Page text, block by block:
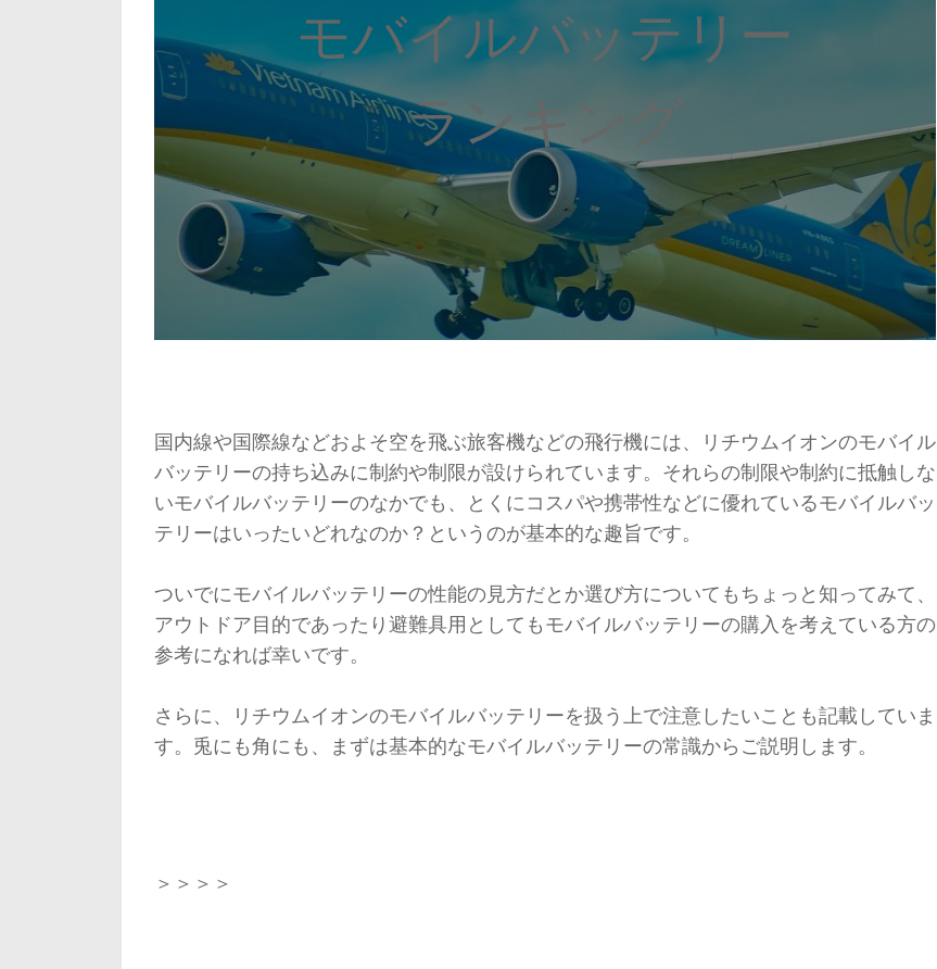
モバイルバッテリー
ランキング
国内線や国際線などおよそ空を飛ぶ旅客機などの飛行機には、リチウムイオンのモバイル
バッテリーの持ち込みに制約や制限が設けられています。それらの制限や制約に抵触しな
いモバイルバッテリーのなかでも、とくにコスパや携帯性などに優れているモバイルバッ
テリーはいったいどれなのか？というのが基本的な趣旨です。
ついでにモバイルバッテリーの性能の見方だとか選び方についてもちょっと知ってみて、
アウトドア目的であったり避難具用としてもモバイルバッテリーの購入を考えている方の
参考になれば幸いです。
さらに、リチウムイオンのモバイルバッテリーを扱う上で注意したいことも記載していま
す。兎にも角にも、まずは基本的なモバイルバッテリーの常識からご説明します。
＞＞＞＞